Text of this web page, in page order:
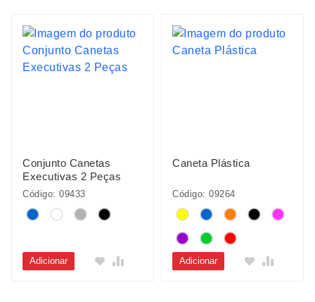
Conjunto Canetas
Executivas 2 Peças
Código: 09433
Adicionar
Caneta Plástica
Código: 09264
Adicionar